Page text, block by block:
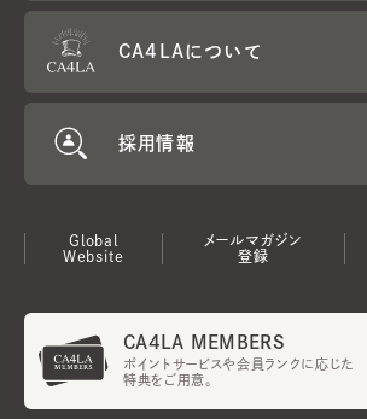
CA4LAについて
採用情報
Global
Website
メールマガジン
登録
CA4LA MEMBERS
ポイントサービスや会員ランクに応じた
特典をご用意。